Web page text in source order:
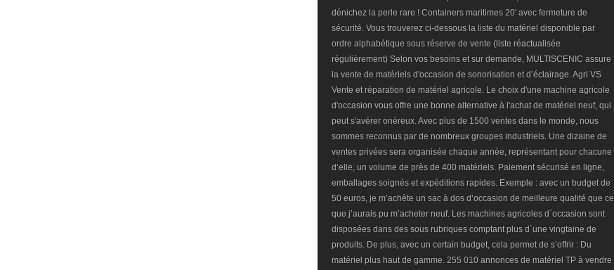
dénichez la perle rare ! Containers maritimes 20' avec fermeture de
sécurité. Vous trouverez ci-dessous la liste du matériel disponible par
ordre alphabétique sous réserve de vente (liste réactualisée
régulièrement) Selon vos besoins et sur demande, MULTISCENIC assure
la vente de matériels d'occasion de sonorisation et d’éclairage. Agri VS
Vente et réparation de matériel agricole. Le choix d'une machine agricole
d'occasion vous offre une bonne alternative à l'achat de matériel neuf, qui
peut s'avérer onéreux. Avec plus de 1500 ventes dans le monde, nous
sommes reconnus par de nombreux groupes industriels. Une dizaine de
ventes privées sera organisée chaque année, représentant pour chacune
d’elle, un volume de près de 400 matériels. Paiement sécurisé en ligne,
emballages soignés et expéditions rapides. Exemple : avec un budget de
50 euros, je m’achète un sac à dos d’occasion de meilleure qualité que ce
que j’aurais pu m’acheter neuf. Les machines agricoles d`occasion sont
disposées dans des sous rubriques comptant plus d`une vingtaine de
produits. De plus, avec un certain budget, cela permet de s’offrir : Du
matériel plus haut de gamme. 255 010 annonces de matériel TP à vendre